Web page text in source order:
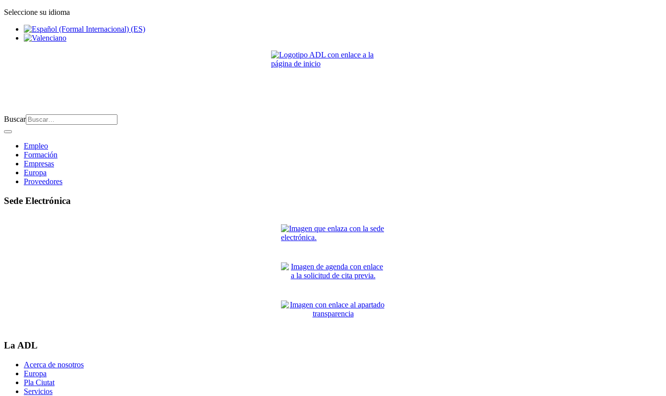
Seleccione su idioma
Buscar
Empleo
Formación
Empresas
Europa
Proveedores
Sede Electrónica
La ADL
Acerca de nosotros
Europa
Pla Ciutat
Servicios